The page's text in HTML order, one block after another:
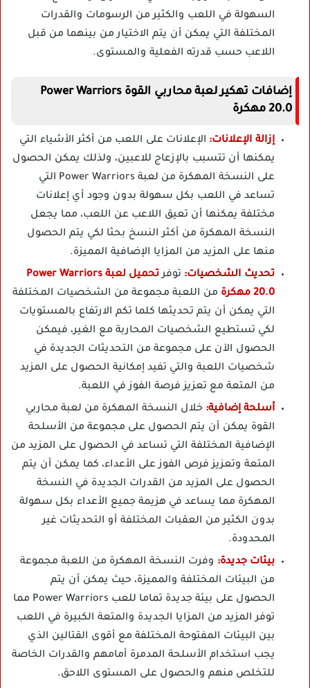
السهولة في اللعب والكثير من الرسومات والقدرات
المختلفة التي يمكن أن يتم الاختيار من بينهما من قبل
اللاعب حسب قدرته الفعلية والمستوى.
إضافات تهكير لعبة محاربي القوة Power Warriors
20.0 مهكرة
إزالة الإعلانات: الإعلانات على اللعب من أكثر الأشياء التي
يمكنها أن تتسبب بالإزعاج للاعبين، ولذلك يمكن الحصول
على النسخة المهكرة من لعبة Power Warriors التي
تساعد في اللعب بكل سهولة بدون وجود أي إعلانات
مختلفة يمكنها أن تعيق اللاعب عن اللعب، مما يجعل
النسخة المهكرة من أكثر النسخ بحثا لكي يتم الحصول
منها على المزيد من المزايا الإضافية المميزة.
تحديث الشخصيات: توفر
تحميل لعبة Power Warriors
20.0 مهكرة
من اللعبة مجموعة من الشخصيات المختلفة
التي يمكن أن يتم تحديثها كلما تكم الارتفاع بالمستويات
لكي تستطيع الشخصيات المحاربة مع الغير، فيمكن
الحصول الآن على مجموعة من التحديثات الجديدة في
شخصيات اللعبة والتي تفيد إمكانية الحصول على المزيد
من المتعة مع تعزيز فرصة الفوز في اللعبة.
أسلحة إضافية: خلال النسخة المهكرة من لعبة محاربي
القوة يمكن أن يتم الحصول على مجموعة من الأسلحة
الإضافية المختلفة التي تساعد في الحصول على المزيد من
المتعة وتعزيز فرص الفوز على الأعداء، كما يمكن أن يتم
الحصول على المزيد من القدرات الجديدة في النسخة
المهكرة مما يساعد في هزيمة جميع الأعداء بكل سهولة
بدون الكثير من العقبات المختلفة أو التحديثات غير
المحدودة.
بيئات جديدة: وفرت النسخة المهكرة من اللعبة مجموعة
من البيئات المختلفة والمميزة، حيث يمكن أن يتم
الحصول على بيئة جديدة تماما للعب Power Warriors مما
توفر المزيد من المزايا الجديدة والمتعة الكبيرة في اللعب
بين البيئات المفتوحة المختلفة مع أقوى القتالين الذي
يجب استخدام الأسلحة المدمرة أمامهم والقدرات الخاصة
للتخلص منهم والحصول على المستوى اللاحق.